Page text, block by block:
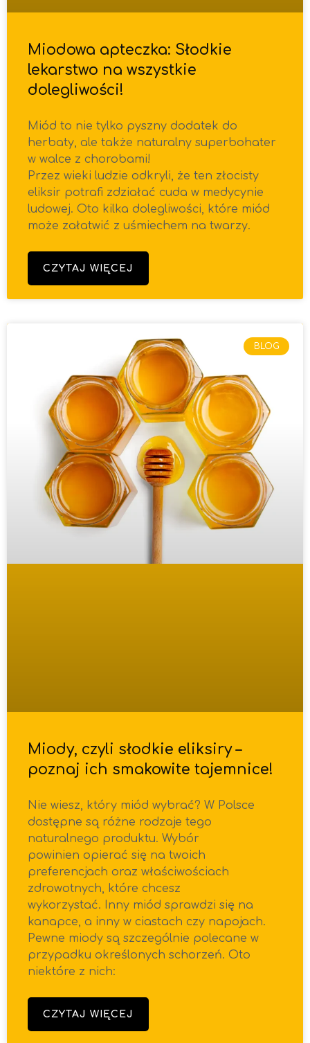
Miodowa apteczka: Słodkie
lekarstwo na wszystkie
dolegliwości!
Miód to nie tylko pyszny dodatek do
herbaty, ale także naturalny superbohater
w walce z chorobami!
Przez wieki ludzie odkryli, że ten złocisty
eliksir potrafi zdziałać cuda w medycynie
ludowej. Oto kilka dolegliwości, które miód
może załatwić z uśmiechem na twarzy.
CZYTAJ WIĘCEJ
BLOG
Miody, czyli słodkie eliksiry –
poznaj ich smakowite tajemnice!
Nie wiesz, który miód wybrać? W Polsce
dostępne są różne rodzaje tego
naturalnego produktu. Wybór
powinien opierać się na twoich
preferencjach oraz właściwościach
zdrowotnych, które chcesz
wykorzystać. Inny miód sprawdzi się na
kanapce, a inny w ciastach czy napojach.
Pewne miody są szczególnie polecane w
przypadku określonych schorzeń. Oto
niektóre z nich:
CZYTAJ WIĘCEJ